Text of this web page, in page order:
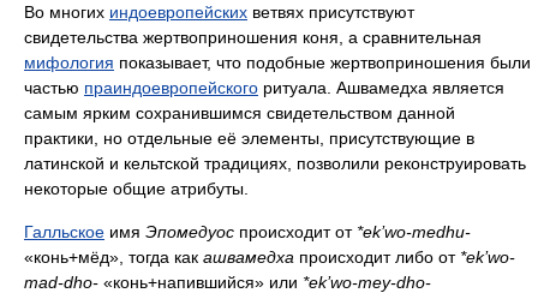
Во многих индоевропейских ветвях присутствуют
свидетельства жертвоприношения коня, а сравнительная
мифология показывает, что подобные жертвоприношения были
частью праиндоевропейского ритуала. Ашвамедха является
самым ярким сохранившимся свидетельством данной
практики, но отдельные её элементы, присутствующие в
латинской и кельтской традициях, позволили реконструировать
некоторые общие атрибуты.
Галльское имя Эпомедуос происходит от *ek’wo-medhu-
«конь+мёд», тогда как ашвамедха происходит либо от *ek’wo-
mad-dho- «конь+напившийся» или *ek’wo-mey-dho-